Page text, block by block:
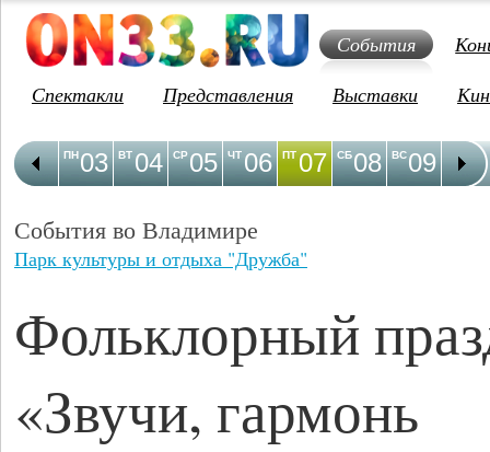
События
Спектакли
Представления Выставки
03
ПН 04
ВТ 05
СР 06
ЧТ 07
ПТ 08
СБ 09
ВС 10
ПН
События во Владимире
Парк культуры и отдыха "Дружба"
Фольклорный
«Звучи, гармонь